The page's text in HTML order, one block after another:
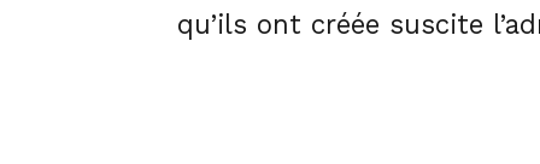
qu’ils ont créée suscite